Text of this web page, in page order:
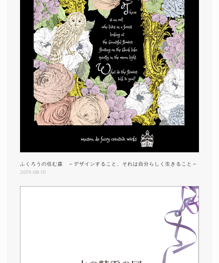
ふくろうの住む森 ～デザインすること、それは自分らしく生きること～
2019-08-10